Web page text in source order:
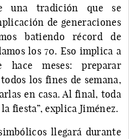
una tradición que se
de generaciones
batiendo récord de
los 70. Eso implica a
hace meses: preparar
los fines de semana,
en casa. Al final, toda
fiesta”, explica Jiménez.
llegará durante